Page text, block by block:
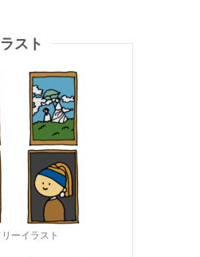
スト
ーイラスト